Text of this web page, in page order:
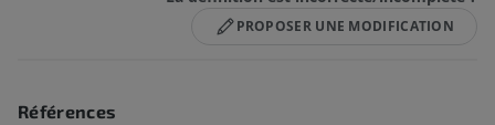
PROPOSER UNE MODIFICATION
Références